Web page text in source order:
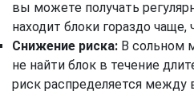
вы можете получать
находит блоки гораздо
Снижение риска: В сольном
не найти блок в течение
риск распределяется между